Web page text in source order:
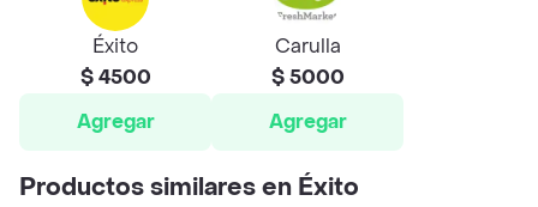
Éxito
$ 4500
Agregar
Carulla
$ 5000
Agregar
Productos similares en Éxito